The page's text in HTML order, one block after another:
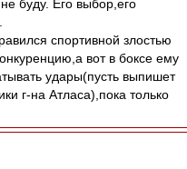
буду. Его выбор,его
спортивной злостью
вот в боксе ему
удары(пусть выпишет
г-на Атласа),пока только